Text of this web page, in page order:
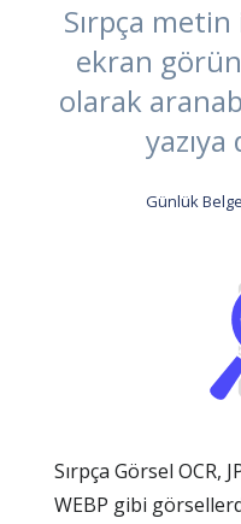
Sırpça
ekran
olarak
Günlük
Sırpça Görsel OCR,
WEBP gibi